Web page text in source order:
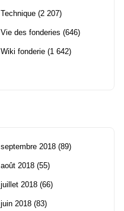
Technique (2 207)
Vie des fonderies (646)
Wiki fonderie (1 642)
septembre 2018 (89)
août 2018 (55)
juillet 2018 (66)
juin 2018 (83)